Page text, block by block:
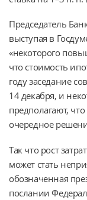
Председатель
выступая в
«некоторого
что стоимость
году заседание
14 декабря, и
предполагают,
очередное
Так что рост
может стать
обозначенная
послании